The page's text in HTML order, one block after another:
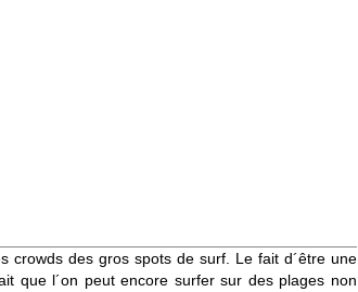
crowds des gros spots de surf. Le fait d´être une
que l´on peut encore surfer sur des plages non